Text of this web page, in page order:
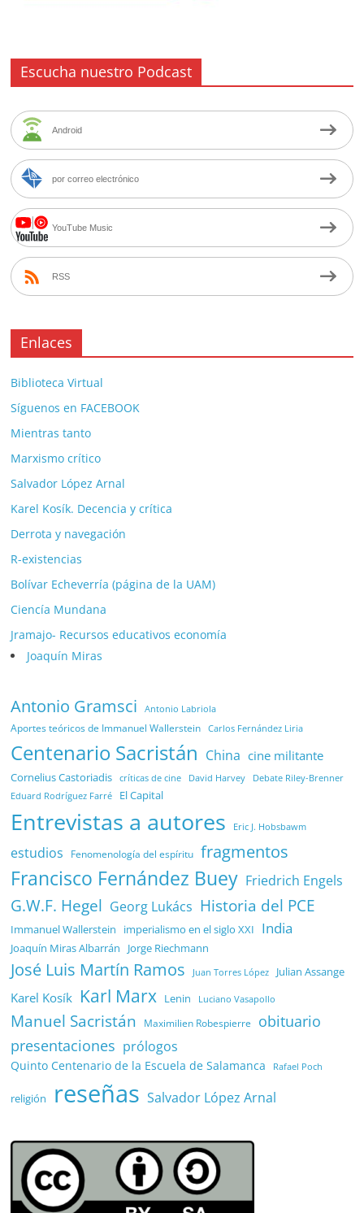
Escucha nuestro Podcast
Android
por correo electrónico
YouTube Music
RSS
Enlaces
Biblioteca Virtual
Síguenos en FACEBOOK
Mientras tanto
Marxismo crítico
Salvador López Arnal
Karel Kosík. Decencia y crítica
Derrota y navegación
R-existencias
Bolívar Echeverría (página de la UAM)
Ciencía Mundana
Jramajo- Recursos educativos economía
Joaquín Miras
Antonio Gramsci Antonio Labriola
Aportes teóricos de Immanuel Wallerstein Carlos Fernández Liria
Centenario Sacristán China cine militante
Cornelius Castoriadis críticas de cine David Harvey Debate Riley-Brenner
Eduard Rodríguez Farré El Capital
Entrevistas a autores Eric J. Hobsbawm
estudios Fenomenología del espíritu fragmentos
Francisco Fernández Buey Friedrich Engels
G.W.F. Hegel Georg Lukács Historia del PCE
Immanuel Wallerstein imperialismo en el siglo XXI India
Joaquín Miras Albarrán Jorge Riechmann
José Luis Martín Ramos Juan Torres López Julian Assange
Karel Kosík Karl Marx Lenin Luciano Vasapollo
Manuel Sacristán Maximilien Robespierre
obituario
presentaciones prólogos
Quinto Centenario de la Escuela de Salamanca Rafael Poch
religión reseñas Salvador López Arnal